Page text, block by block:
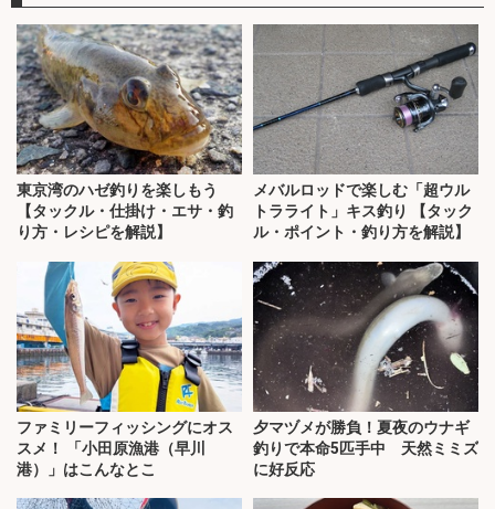
東京湾のハゼ釣りを楽しもう
【タックル・仕掛け・エサ・釣
り方・レシピを解説】
メバルロッドで楽しむ「超ウル
トラライト」キス釣り 【タック
ル・ポイント・釣り方を解説】
ファミリーフィッシングにオス
スメ！ 「小田原漁港（早川
港）」はこんなとこ
夕マヅメが勝負！夏夜のウナギ
釣りで本命5匹手中 天然ミミズ
に好反応